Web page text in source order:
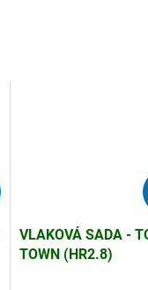
VLAKOVÁ SADA -
TOWN (HR2.8)